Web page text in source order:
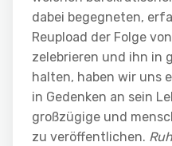
dabei begegneten,
Reupload der Folge
zelebrieren und ihn in
halten, haben wir uns
in Gedenken an sein
großzügige und
zu veröffentlichen.